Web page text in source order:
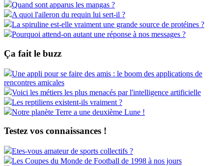
Quand sont apparus les mangas ?
A quoi l'aileron du requin lui sert-il ?
La spiruline est-elle vraiment une grande source de protéines ?
Pourquoi attend-on autant une réponse à nos messages ?
Ça fait le buzz
Une appli pour se faire des amis : le boom des applications de
rencontres amicales
Voici les métiers les plus menacés par l'intelligence artificielle
Les reptiliens existent-ils vraiment ?
Notre planète Terre a une deuxième Lune !
Testez vos connaissances !
Etes-vous amateur de sports collectifs ?
Les Coupes du Monde de Football de 1998 à nos jours